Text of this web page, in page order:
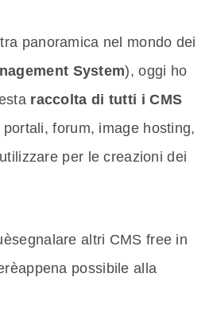
panoramica nel mondo dei
System), oggi ho
raccolta di tutti i CMS
forum, image hosting,
per le creazioni dei
altri CMS free in
possibile alla